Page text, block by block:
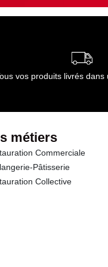
vos produits livrés dans
métiers
Commerciale
Pâtisserie
Collective